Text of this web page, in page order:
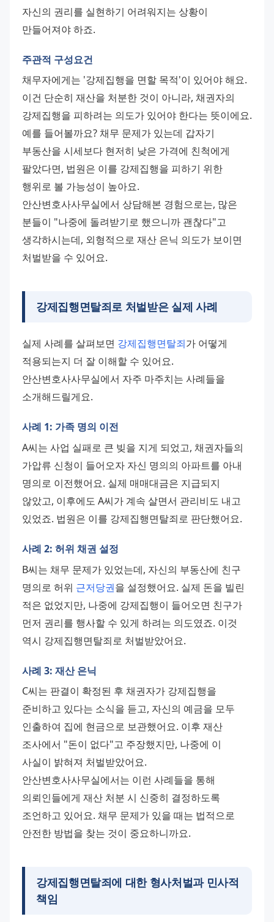
자신의 권리를 실현하기 어려워지는 상황이
만들어져야 하죠.
주관적 구성요건
채무자에게는 '강제집행을 면할 목적'이 있어야 해요.
이건 단순히 재산을 처분한 것이 아니라, 채권자의
예를 들어볼까요? 채무 문제가 있는데 갑자기
부동산을 시세보다 현저히 낮은 가격에 친척에게
팔았다면, 법원은 이를 강제집행을 피하기 위한
행위로 볼 가능성이 높아요.
안산변호사사무실에서 상담해본 경험으로는, 많은
분들이 "나중에 돌려받기로 했으니까 괜찮다"고
생각하시는데, 외형적으로 재산 은닉 의도가 보이면
처벌받을 수 있어요.
강제집행면탈죄로 처벌받은 실제 사례
실제 사례를 살펴보면 강제집행면탈죄가 어떻게
적용되는지 더 잘 이해할 수 있어요.
안산변호사사무실에서 자주 마주치는 사례들을
소개해드릴게요.
사례 1: 가족 명의 이전
A씨는 사업 실패로 큰 빚을 지게 되었고, 채권자들의
가압류 신청이 들어오자 자신 명의의 아파트를 아내
명의로 이전했어요. 실제 매매대금은 지급되지
않았고, 이후에도 A씨가 계속 살면서 관리비도 내고
있었죠. 법원은 이를 강제집행면탈죄로 판단했어요.
사례 2: 허위 채권 설정
B씨는 채무 문제가 있었는데, 자신의 부동산에 친구
명의로 허위 근저당권을 설정했어요. 실제 돈을 빌린
적은 없었지만, 나중에 강제집행이 들어오면 친구가
먼저 권리를 행사할 수 있게 하려는 의도였죠. 이것
역시 강제집행면탈죄로 처벌받았어요.
사례 3: 재산 은닉
C씨는 판결이 확정된 후 채권자가 강제집행을
준비하고 있다는 소식을 듣고, 자신의 예금을 모두
인출하여 집에 현금으로 보관했어요. 이후 재산
조사에서 "돈이 없다"고 주장했지만, 나중에 이
사실이 밝혀져 처벌받았어요.
안산변호사사무실에서는 이런 사례들을 통해
의뢰인들에게 재산 처분 시 신중히 결정하도록
조언하고 있어요. 채무 문제가 있을 때는 법적으로
안전한 방법을 찾는 것이 중요하니까요.
강제집행면탈죄에 대한 형사처벌과 민사적
책임